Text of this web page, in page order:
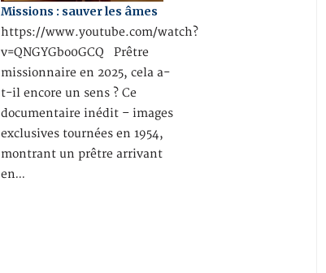
Missions : sauver les âmes
https://www.youtube.com/watch?
v=QNGYGbo0GCQ Prêtre
missionnaire en 2025, cela a-
t-il encore un sens ? Ce
documentaire inédit – images
exclusives tournées en 1954,
montrant un prêtre arrivant
en…